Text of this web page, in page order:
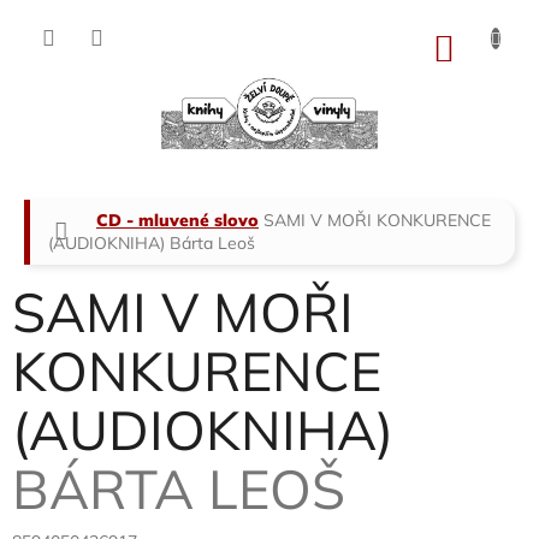
Domů
CD - mluvené slovo SAMI V MOŘI KONKURENCE
(AUDIOKNIHA) Bárta Leoš
SAMI V MOŘI
KONKURENCE
(AUDIOKNIHA)
BÁRTA LEOŠ